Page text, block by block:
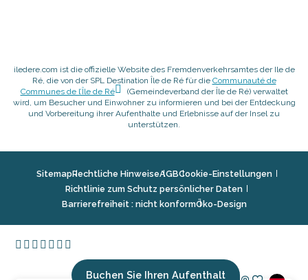
Buchen Sie Ihren Aufenthalt
iledere.com ist die offizielle Website des Fremdenverkehrsamtes der Ile de
Ré, die von der SPL Destination Île de Ré für die Communauté de
Communes de l’Île de Ré
(Gemeindeverband der Île de Ré) verwaltet
wird, um Besucher und Einwohner zu informieren und bei der Entdeckung
und Vorbereitung ihrer Aufenthalte und Erlebnisse auf der Insel zu
unterstützen.
SitemapRechtliche HinweiseAGBCookie-Einstellungen
Richtlinie zum Schutz persönlicher Daten
Barrierefreiheit : nicht konformÖko-Design